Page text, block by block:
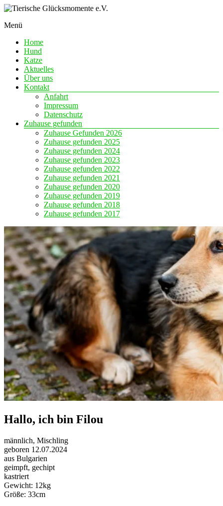
Skip
content
Glücksmomente
e.V.
Chance
Liebe
Menü
Home
Hund
Katze
Aktuelles
Über uns
Kontakt
Anfahrt
Impressum
Datenschutz
Zuhause gefunden
Zuhause Gefunden 2026
Zuhause gefunden 2025
Zuhause gefunden 2024
Zuhause gefunden 2023
Zuhause gefunden 2022
Zuhause gefunden 2021
Zuhause gefunden 2020
Zuhause gefunden 2019
Zuhause gefunden 2018
Zuhause gefunden 2017
Hallo, ich bin Filou
männlich, Mischling
geboren 12.07.2024
aus Bulgarien
geimpft, gechipt
kastriert
Gewicht: 12kg
Größe: 33cm